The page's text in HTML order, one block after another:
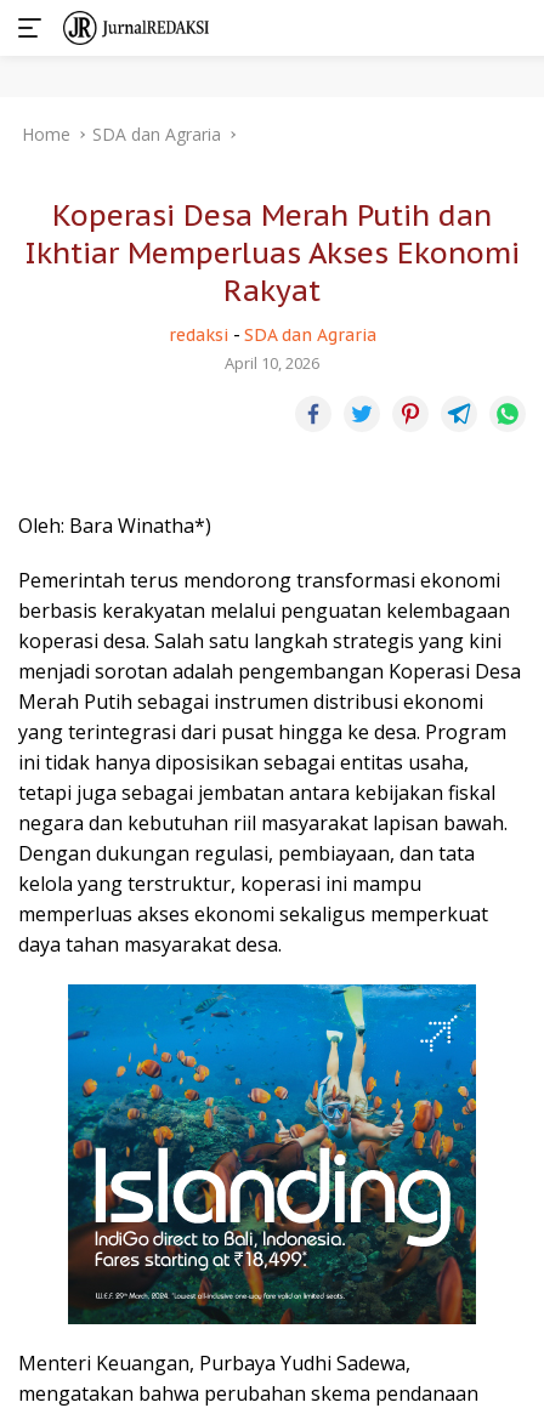
Home SDA dan Agraria
Koperasi Desa Merah Putih dan
Ikhtiar Memperluas Akses Ekonomi
Rakyat
redaksi - SDA dan Agraria
April 10, 2026
Oleh: Bara Winatha*)
Pemerintah terus mendorong transformasi ekonomi
berbasis kerakyatan melalui penguatan kelembagaan
koperasi desa. Salah satu langkah strategis yang kini
menjadi sorotan adalah pengembangan Koperasi Desa
Merah Putih sebagai instrumen distribusi ekonomi
yang terintegrasi dari pusat hingga ke desa. Program
ini tidak hanya diposisikan sebagai entitas usaha,
tetapi juga sebagai jembatan antara kebijakan fiskal
negara dan kebutuhan riil masyarakat lapisan bawah.
Dengan dukungan regulasi, pembiayaan, dan tata
kelola yang terstruktur, koperasi ini mampu
memperluas akses ekonomi sekaligus memperkuat
daya tahan masyarakat desa.
Menteri Keuangan, Purbaya Yudhi Sadewa,
mengatakan bahwa perubahan skema pendanaan